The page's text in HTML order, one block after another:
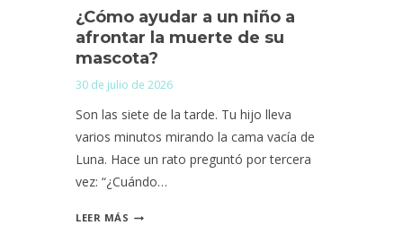
¿Cómo ayudar a un niño a
afrontar la muerte de su
mascota?
30 de julio de 2026
Son las siete de la tarde. Tu hijo lleva
varios minutos mirando la cama vacía de
Luna. Hace un rato preguntó por tercera
vez: “¿Cuándo…
LEER MÁS ¿CÓMO